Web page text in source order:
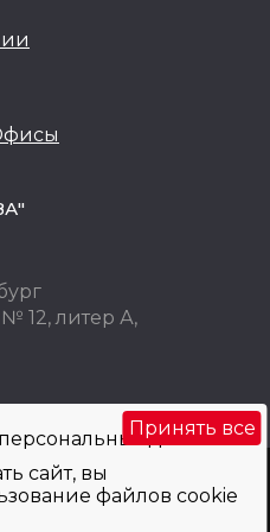
данных
сайт, вы
файлов cookie
Принять все
12, литер А,
в информационных целях! Не
могут быть использованы как
уточнять по телефону, e-mail, при